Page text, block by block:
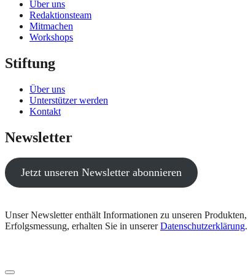
Über uns
Redaktionsteam
Mitmachen
Workshops
Stiftung
Über uns
Unterstützer werden
Kontakt
Newsletter
Jetzt unseren Newsletter abonnieren
Unser Newsletter enthält Informationen zu unseren
Erfolgsmessung, erhalten Sie in unsererDatenschutzerklärung.